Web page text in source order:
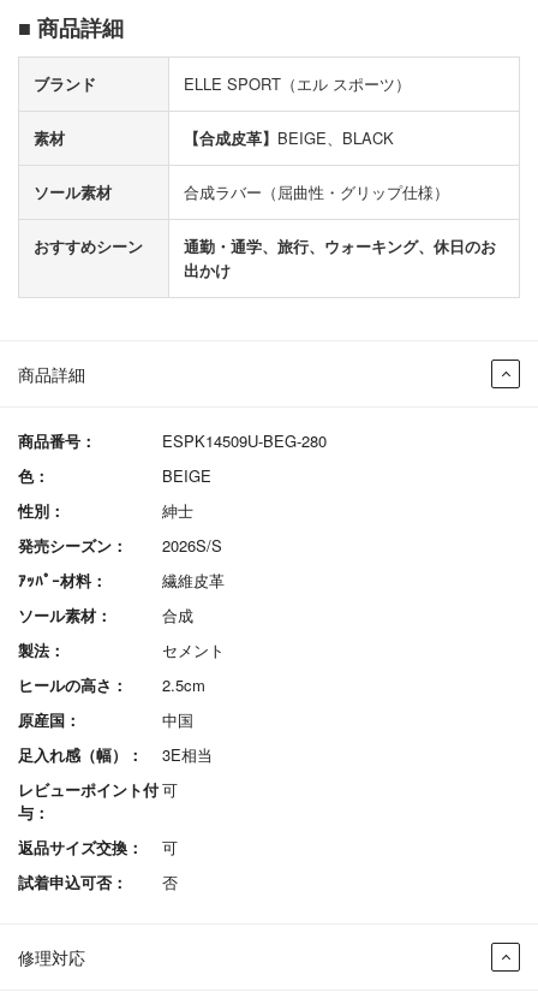
商品詳細
商品番号：
ESPK14509U-BEG-280
色：
BEIGE
性別：
紳士
発売シーズン：
2026S/S
ｱｯﾊﾟｰ材料：
繊維皮革
ソール素材：
合成
製法：
セメント
ヒールの高さ：
2.5cm
原産国：
中国
足入れ感（幅）：
3E相当
レビューポイント付
与：
可
返品サイズ交換：
可
試着申込可否：
否
修理対応
■ 商品詳細
ブランド ELLE SPORT（エル スポーツ）
素材 【合成皮革】 BEIGE、BLACK
ソール素材 合成ラバー（屈曲性・グリップ仕様）
おすすめシーン
通勤・通学、旅行、ウォーキング、休日のお
出かけ